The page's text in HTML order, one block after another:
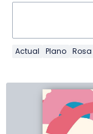
Actual Plano Rosa